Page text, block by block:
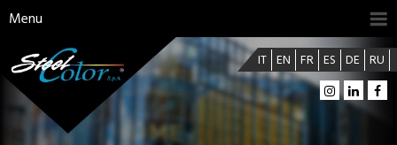
Menu
IT EN FR ES DE RU